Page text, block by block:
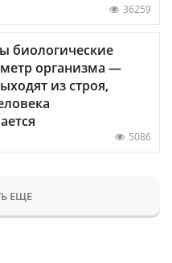
36259
биологические
организма —
из строя,
5086
ЕЩЕ